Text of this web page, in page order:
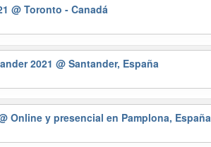
@ Toronto - Canadá
2021@ Santander, España
Online y presencial en Pamplona, España